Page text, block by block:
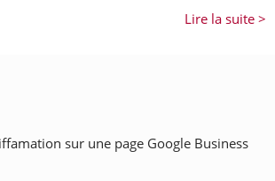
Lire la suite >